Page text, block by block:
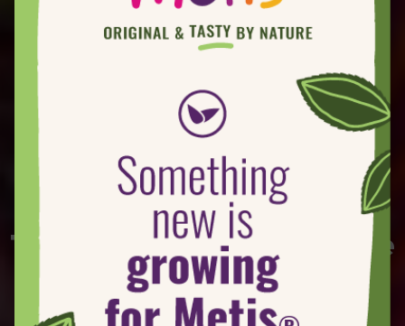
Tarte Metis® à la crème
de pistaches